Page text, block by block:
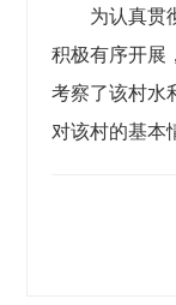
为认真贯
积极有序开展，
考察了该村水
对该村的基本